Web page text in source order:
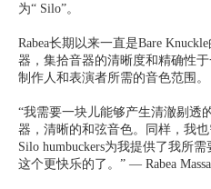
为“ Silo”。
Rabea长期以来一直是Bare
器，集拾音器的清晰度和精确性
制作人和表演者所需的音色范围。
“我需要一块儿能够产生清澈剔透
器，清晰的和弦音色。同样，我
Silo humbuckers为我提供了我所
这个更快乐的了。” — Rabea